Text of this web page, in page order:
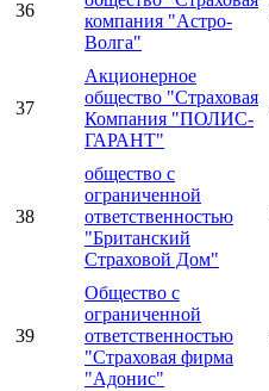
36
компания "Астро-
Волга"
37
Акционерное
общество "Страховая
Компания "ПОЛИС-
ГАРАНТ"
38
общество с
ограниченной
ответственностью
"Британский
Страховой Дом"
39
Общество с
ограниченной
ответственностью
"Страховая фирма
"Адонис"